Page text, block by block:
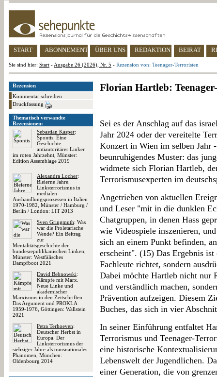
START ABONNEMENT ÜBER UNS REDAKTION BEIRAT
Sie sind hier: Start - Ausgabe 26 (2026), Nr. 5 - Rezension von: Teenager-Terroristen
Rezension
Kommentar schreiben
Druckfassung
Thematisch verwandte
Rezensionen:
Sebastian Kasper:
Spontis. Eine
Geschichte
antiautoritärer Linker
im roten Jahrzehnt, Münster:
Edition Assemblage 2019
Alexandra Locher:
Bleierne Jahre.
Linksterrorismus in
medialen
Aushandlungsprozessen in Italien
1970-1982, Münster / Hamburg /
Berlin / London: LIT 2013
Sven Gringmuth: Was
war die Proletarische
Wende? Ein Beitrag
zur
Mentalitätsgeschichte der
bundesrepublikanischen Linken,
Münster: Westfälisches
Dampfboot 2021
David Bebnowski:
Kämpfe mit Marx.
Neue Linke und
akademischer
Marxismus in den Zeitschriften
Das Argument und PROKLA
1959-1976, Göttingen: Wallstein
2021
Petra Terhoeven:
Deutscher Herbst in
Europa. Der
Linksterrorismus der
siebziger Jahre als transnationales
Phänomen, München:
Oldenbourg 2014
Florian Hartleb:
Sei es der Anschlag auf das
Jahr 2024 oder der vereitelte
Konzert in Wien im selben Jahr
beunruhigendes Muster: das
widmete sich Florian Hartleb,
Terrorismusexperten im
Angetrieben von aktuellen
und Leser "mit in die dunklen
Chatgruppen, in denen Hass
wie Videospiele inszenieren,
sich an einem Punkt befinden,
erscheint". (15) Das Ergebnis
Fachleute richtet, sondern
Dabei möchte Hartleb nicht nur
und verständlich machen,
Prävention aufzeigen. Diesem
Buches, das sich in vier
In seiner Einführung entfaltet
Terrorismus und Teenager-
eine historische
Lebenswelt der Jugendlichen.
einer Generation, die von